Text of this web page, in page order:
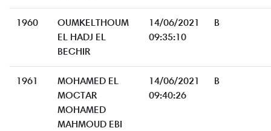
1960
OUMKELTHOUM
EL HADJ EL
BECHIR
14/06/2021
09:35:10
B
1961
MOHAMED EL
MOCTAR
MOHAMED
MAHMOUD EBI
14/06/2021
09:40:26
B